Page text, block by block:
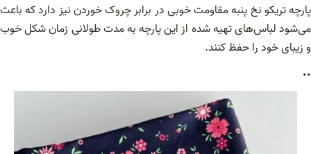
پارچه تریکو نخ پنبه مقاومت خوبی در برابر چروک خوردن نیز دارد که باعث
می‌شود لباس‌های تهیه شده از این پارچه به مدت طولانی زمان شکل خوب
و زیبای خود را حفظ کنند.
..